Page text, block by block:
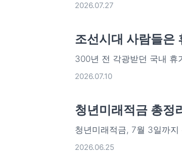
2026.07.27
조선시대 사람들은
300년 전 각광받던 국내 휴
2026.07.10
청년미래적금 총정
청년미래적금, 7월 3일까지
2026.06.25